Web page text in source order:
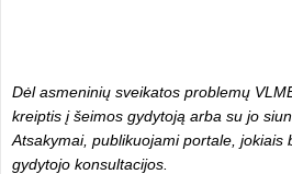
Dėl asmeninių sveikatos problemų
kreiptis į šeimos gydytoją arba su jo
Atsakymai, publikuojami portale, jokiais
gydytojo konsultacijos.